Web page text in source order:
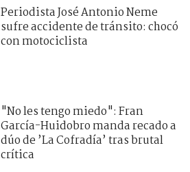
Periodista José Antonio Neme
sufre accidente de tránsito: chocó
con motociclista
"No les tengo miedo": Fran
García-Huidobro manda recado a
dúo de ’La Cofradía’ tras brutal
crítica